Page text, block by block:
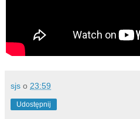
sjs o 23:59
Udostępnij